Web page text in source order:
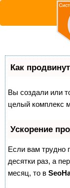
Как
Вы создали или
целый комплекс
Ускорение
Если вам трудно
десятки раз, а
месяц, то в